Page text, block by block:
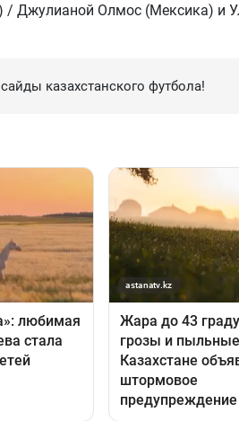
/ Джулианой Олмос (Мексика) и
казахстанского футбола!